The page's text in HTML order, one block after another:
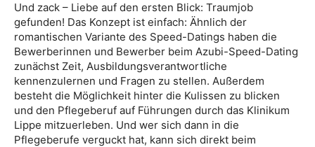
Und zack – Liebe auf den ersten Blick: Traumjob
gefunden! Das Konzept ist einfach: Ähnlich der
romantischen Variante des Speed-Datings haben die
Bewerberinnen und Bewerber beim Azubi-Speed-Dating
zunächst Zeit, Ausbildungsverantwortliche
kennenzulernen und Fragen zu stellen. Außerdem
besteht die Möglichkeit hinter die Kulissen zu blicken
und den Pflegeberuf auf Führungen durch das Klinikum
Lippe mitzuerleben. Und wer sich dann in die
Pflegeberufe verguckt hat, kann sich direkt beim